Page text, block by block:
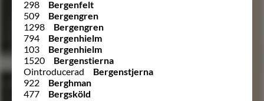
298
Bergenfelt
509
Bergengren
1298
Bergengren
794
Bergenhielm
103
Bergenhielm
1520
Bergenstierna
Ointroducerad
Bergenstjerna
922
Berghman
477
Bergsköld